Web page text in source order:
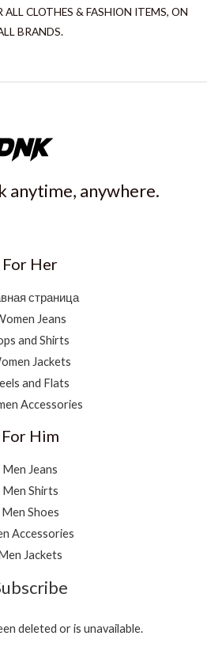
ALL CLOTHES & FASHION ITEMS, ON
BRANDS.
anytime, anywhere.
For Her
страница
Jeans
and Shirts
Jackets
and Flats
Accessories
For Him
Men Jeans
Men Shirts
Men Shoes
Accessories
Jackets
deleted or is unavailable.